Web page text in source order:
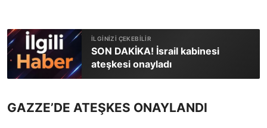
SON DAKİKA! İsrail kabinesi
ateşkesi onayladı
GAZZE’DE ATEŞKES ONAYLANDI